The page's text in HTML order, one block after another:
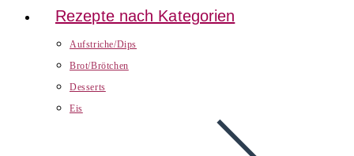
Rezepte nach Kategorien
Aufstriche/Dips
Brot/Brötchen
Desserts
Eis